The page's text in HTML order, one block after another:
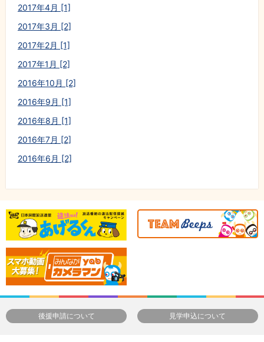
2017年4月 [1]
2017年3月 [2]
2017年2月 [1]
2017年1月 [2]
2016年10月 [2]
2016年9月 [1]
2016年8月 [1]
2016年7月 [2]
2016年6月 [2]
後援申請について 見学申込について